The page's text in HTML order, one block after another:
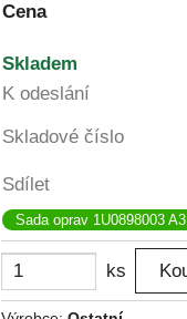
Cena
Skladem
K odeslání
Skladové číslo
Sdílet
Sada oprav 1U0898003 A3
ks